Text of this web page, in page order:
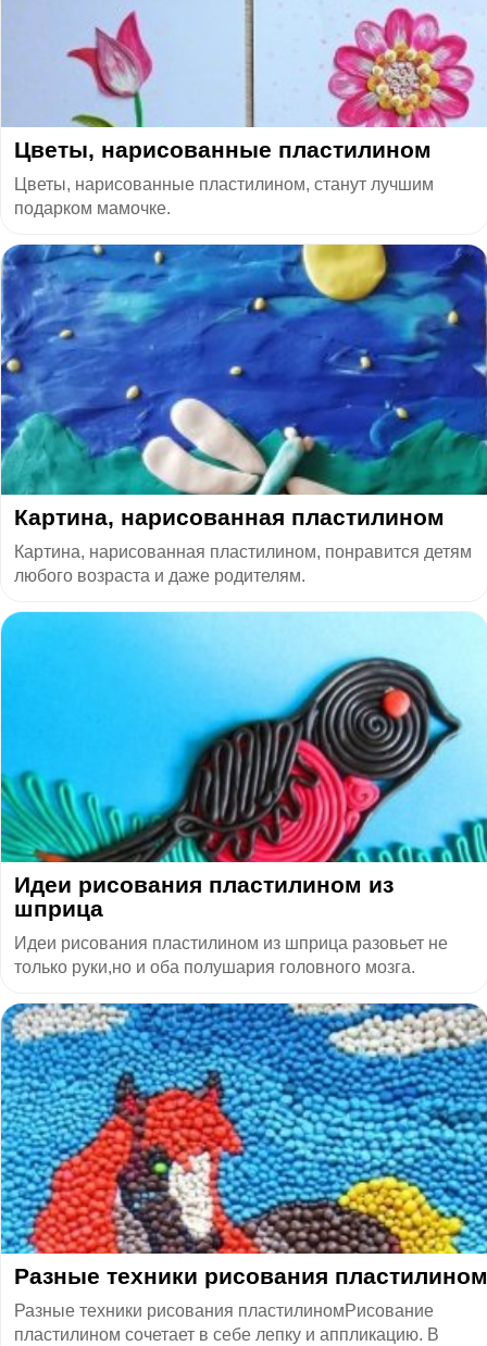
Цветы, нарисованные пластилином
Цветы, нарисованные пластилином, станут лучшим
подарком мамочке.
Картина, нарисованная пластилином
Картина, нарисованная пластилином, понравится детям
любого возраста и даже родителям.
Идеи рисования пластилином из
шприца
Идеи рисования пластилином из шприца разовьет не
только руки,но и оба полушария головного мозга.
Разные техники рисования пластилином
Разные техники рисования пластилиномРисование
пластилином сочетает в себе лепку и аппликацию. В